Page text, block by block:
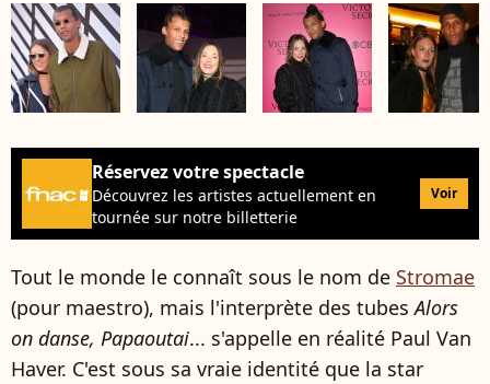
Réservez votre spectacle
Découvrez les artistes actuellement en
tournée sur notre billetterie
Voir
Tout le monde le connaît sous le nom de Stromae
(pour maestro), mais l'interprète des tubesAlors
on danse, Papaoutai... s'appelle en réalité Paul Van
Haver. C'est sous sa vraie identité que la star